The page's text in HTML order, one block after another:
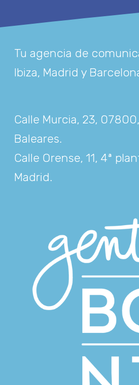
Tu agencia de
Ibiza, Madrid y
Calle Murcia, 23,
Baleares.
Calle Orense, 11, 4ª
Madrid.